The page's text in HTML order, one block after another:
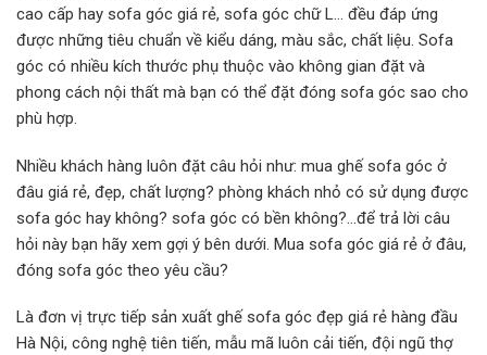
cao cấp hay sofa góc giá rẻ, sofa góc chữ L… đều đáp ứng
được những tiêu chuẩn về kiểu dáng, màu sắc, chất liệu. Sofa
góc có nhiều kích thước phụ thuộc vào không gian đặt và
phong cách nội thất mà bạn có thể đặt đóng sofa góc sao cho
phù hợp.
Nhiều khách hàng luôn đặt câu hỏi như: mua ghế sofa góc ở
đâu giá rẻ, đẹp, chất lượng? phòng khách nhỏ có sử dụng được
sofa góc hay không? sofa góc có bền không?…để trả lời câu
hỏi này bạn hãy xem gợi ý bên dưới. Mua sofa góc giá rẻ ở đâu,
đóng sofa góc theo yêu cầu?
Là đơn vị trực tiếp sản xuất ghế sofa góc đẹp giá rẻ hàng đầu
Hà Nội, công nghệ tiên tiến, mẫu mã luôn cải tiến, đội ngũ thợ